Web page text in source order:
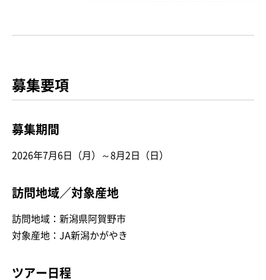
募集要項
募集期間
2026年7月6日（月）～8月2日（日）
訪問地域／対象産地
訪問地域：新潟県阿賀野市
対象産地：JA新潟かがやき
ツアー日程